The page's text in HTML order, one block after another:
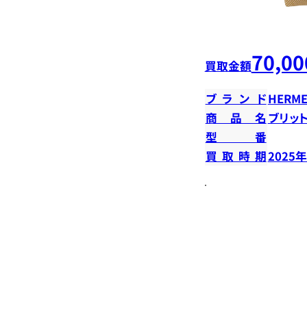
買取金額
ブランド
商品名 ブリッ
型番
買取時期2025